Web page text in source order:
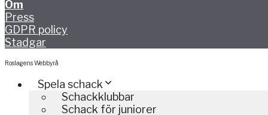
Om
Press
GDPR policy
Stadgar
Roslagens Webbyrå
Spela schack
Schackklubbar
Schack för juniorer